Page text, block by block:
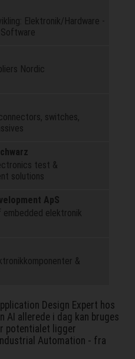
Elektronik/Hardware -
Nordic
switches,
test &
solutions
ApS
embedded elektronik
&
Design Expert hos
AI allerede i dag kan bruges
potentialet ligger
Automation - fra